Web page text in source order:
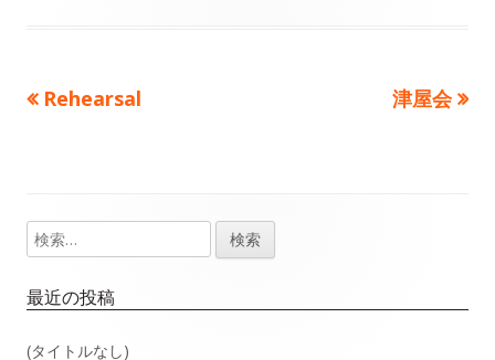
投
ビ
ゲ
ー
前
Rehearsal
次
津屋会
メ
イ
ン
検
索:
最近の投稿
(タイトルなし)